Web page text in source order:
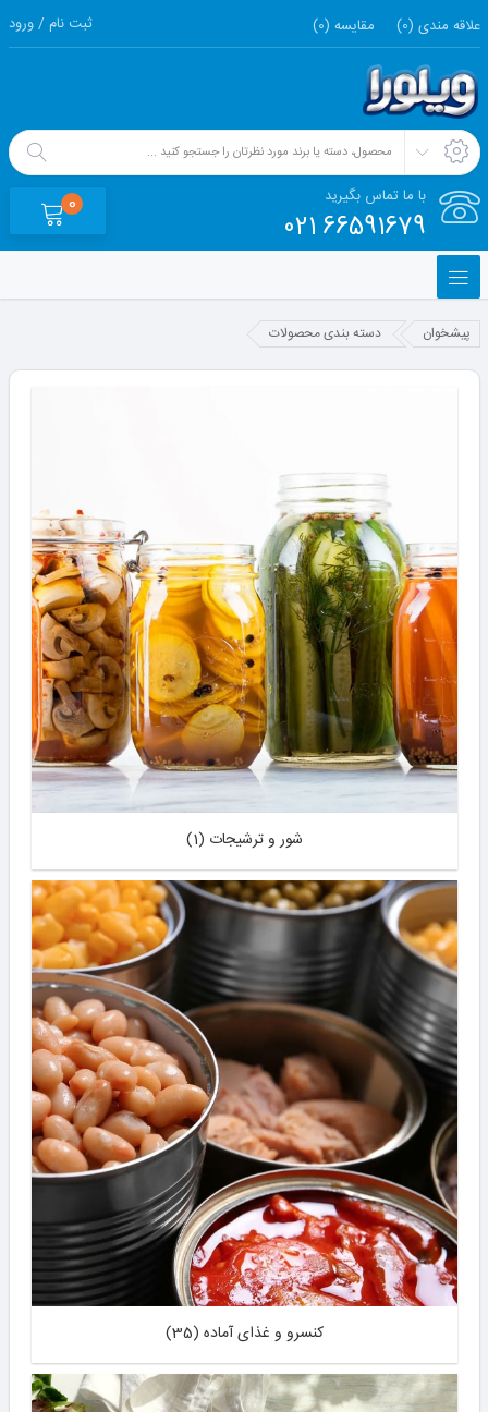
علاقه مندی (0
) مقایسه (0
) ثبت نام / ورود
0 با ما تماس بگیرید
66591679 021
پیشخوان دسته بندی محصولات
شور و ترشیجات (1)
کنسرو و غذای آماده (35)